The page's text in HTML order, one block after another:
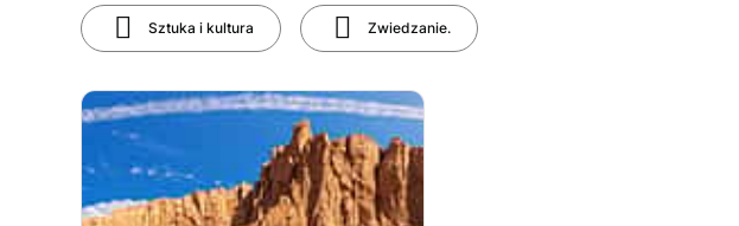
Sztuka i kultura Zwiedzanie.